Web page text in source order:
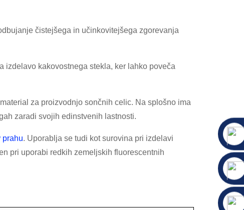
čistejšega in učinkovitejšega zgorevanja
izdelavo kakovostnega stekla, ker lahko poveča
za proizvodnjo sončnih celic. Na splošno ima
zaradi svojih edinstvenih lastnosti.
prahu. Uporablja se tudi kot surovina pri izdelavi
pri uporabi redkih zemeljskih fluorescentnih